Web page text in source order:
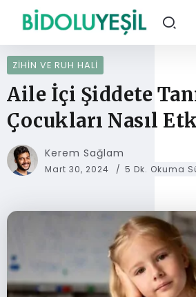
ZIHIN VE RUH HALI
Aile İçi Şiddete
Çocukları Nasıl
Kerem Sağlam
Mart 30, 2024 5 Dk. Okuma